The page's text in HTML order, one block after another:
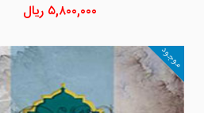
۵,۸۰۰,۰۰۰ ریال
موجود